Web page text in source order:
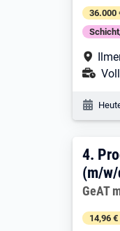
36.000
4.
4.
(m/
GeAT
14,96